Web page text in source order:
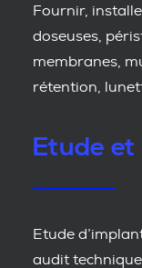
Fournir,
doseuses,
membranes,
rétention,
Etude et
Etude
audit